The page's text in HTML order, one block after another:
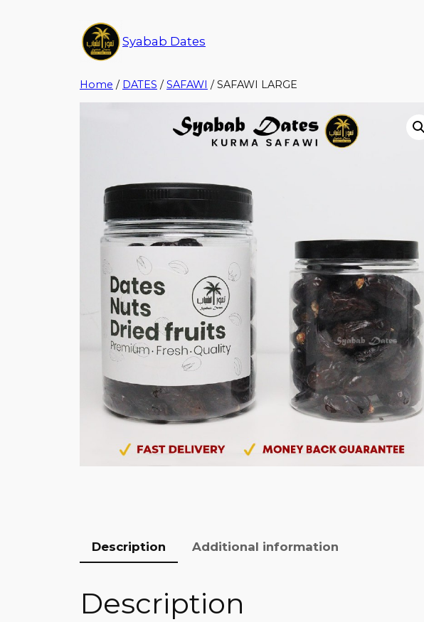
Syabab Dates
Home / DATES /SAFAWI / SAFAWI LARGE
Description
Additional information
Description